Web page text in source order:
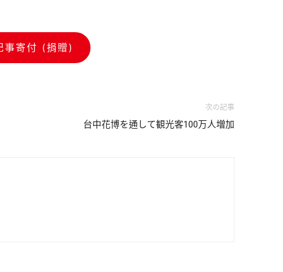
事寄付 (捐贈)
次の記事
台中花博を通して観光客100万人増加